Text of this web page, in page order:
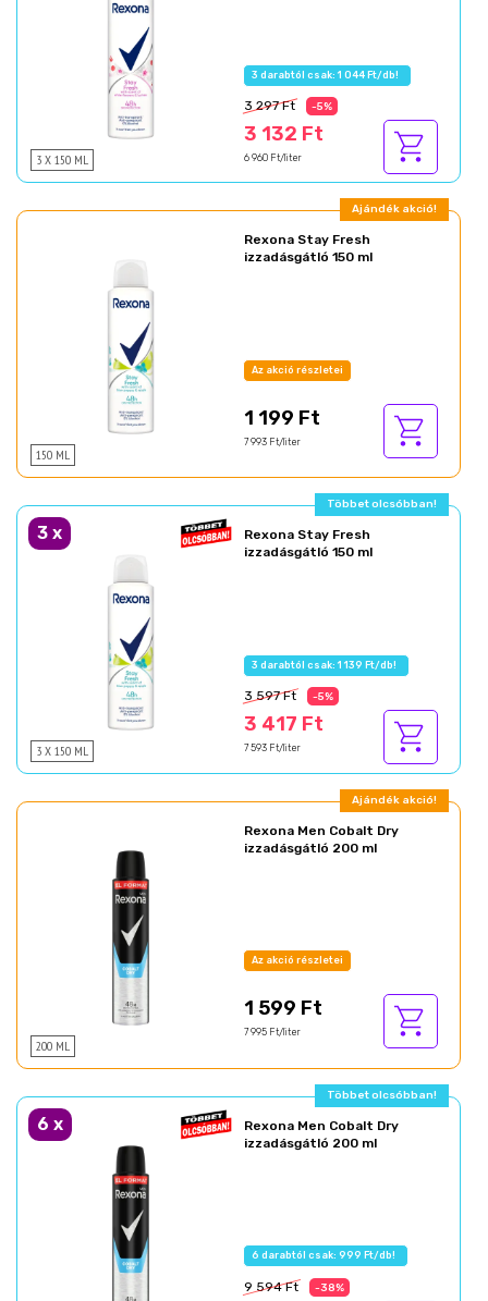
3 X 150 ML
3 darabtól csak: 1 044 Ft/db!
3 297 Ft -5%
3 132 Ft
6 960 Ft/liter
Ajándék akció!
150 ML
Rexona Stay Fresh
izzadásgátló 150 ml
Az akció részletei
1 199 Ft
7 993 Ft/liter
Többet olcsóbban!
3 x
3 X 150 ML
Rexona Stay Fresh
izzadásgátló 150 ml
3 darabtól csak: 1 139 Ft/db!
3 597 Ft -5%
3 417 Ft
7 593 Ft/liter
Ajándék akció!
200 ML
Rexona Men Cobalt Dry
izzadásgátló 200 ml
Az akció részletei
1 599 Ft
7 995 Ft/liter
Többet olcsóbban!
6 x
Rexona Men Cobalt Dry
izzadásgátló 200 ml
6 darabtól csak: 999 Ft/db!
9 594 Ft -38%